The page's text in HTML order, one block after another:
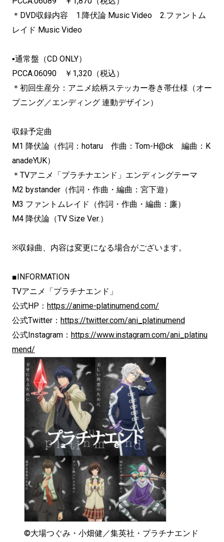
＊ DVD収録内容 1.降伏論 Music Video 2.ファントム
レイド Music Video
▪通常盤（CD ONLY）
PCCA.06090
￥ 1,320 （税込）
＊初回生産分：アニメ絵柄ステッカー巻き帯仕様（オー
プニング／エンディング 連動デザイン）
収録予定曲
M1 降伏論（作詞： hotaru 作曲： Tom-H@ck 編曲： K
anadeYUK）
＊ TVアニメ「プラチナエンド」エンディングテーマ
M2 bystander （作詞・作曲・編曲：宮下遊）
M3 ファントムレイド（作詞・作曲・編曲：廉）
M4 降伏論（TV Size Ver.）
※収録曲、内容は変更になる場合がございます。
■INFORMATION
TVアニメ「プラチナエンド」
公式HP： https://anime-platinumend.com/
公式Twitter： https://twitter.com/ani_platinumend
公式Instagram： https://www.instagram.com/ani_platinu
mend/
©︎大場つぐみ・小畑健／集英社・プラチナエンド